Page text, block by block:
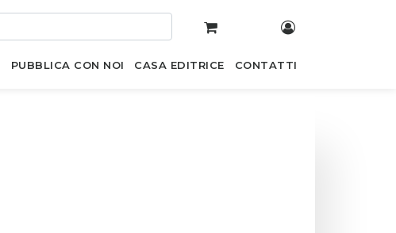
PUBBLICA CON NOI CASA EDITRICE CONTATTI